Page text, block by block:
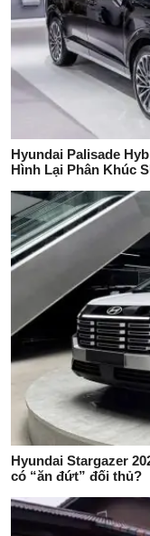
Hyundai Palisade
Hình Lại Phân Khúc
Hyundai Stargazer
có “ăn đứt” đối thủ?